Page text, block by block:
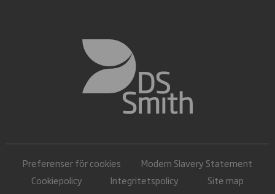
Preferenser för cookies
Modern Slavery Statement
Cookiepolicy
Integritetspolicy Site map